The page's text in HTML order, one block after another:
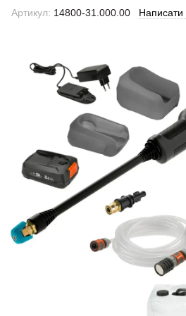
Артикул: 14800-31.000.00 Написати